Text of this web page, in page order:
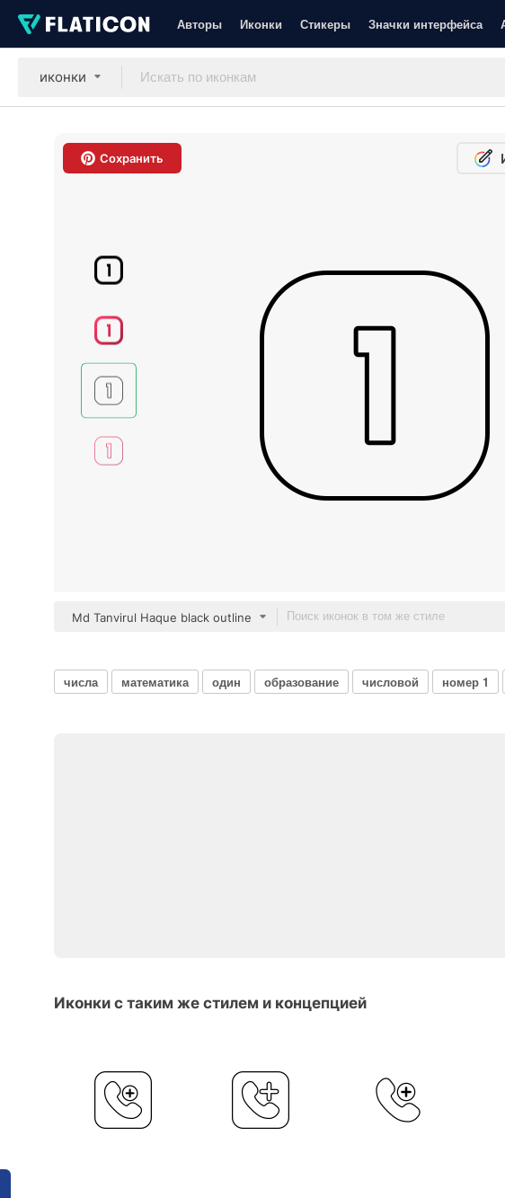
Авторы Иконки Стикеры Значки интерфейса
иконки
Сохранить
Md Tanvirul Haque black outline
числа математика один образование числовой номер 1
Иконки с таким же стилем и концепцией